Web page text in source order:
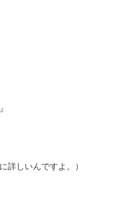
詳しいんですよ。）